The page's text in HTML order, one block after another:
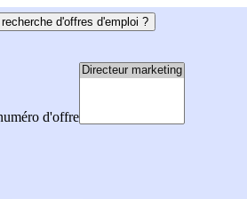
d'offres d'emploi ?
d'offre